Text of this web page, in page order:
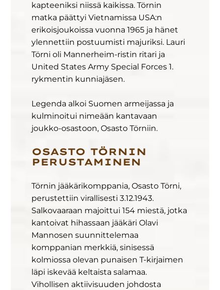
kapteeniksi niissä kaikissa. Törnin
matka päättyi Vietnamissa USA:n
erikoisjoukoissa vuonna 1965 ja hänet
ylennettiin postuumisti majuriksi. Lauri
Törni oli Mannerheim-ristin ritari ja
United States Army Special Forces 1.
rykmentin kunniajäsen.
Legenda alkoi Suomen armeijassa ja
kulminoitui nimeään kantavaan
joukko-osastoon, Osasto Törniin.
OSASTO TÖRNIN
PERUSTAMINEN
Törnin jääkärikomppania, Osasto Törni,
perustettiin virallisesti 3.12.1943.
Salkovaaraan majoittui 154 miestä, jotka
kantoivat hihassaan jääkäri Olavi
Mannosen suunnittelemaa
komppanian merkkiä, sinisessä
kolmiossa olevan punaisen T-kirjaimen
läpi iskevää keltaista salamaa.
Vihollisen aktiivisuuden johdosta